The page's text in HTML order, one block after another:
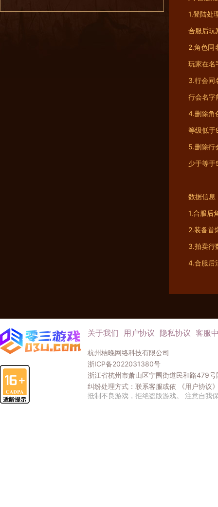
1.登陆处
合服后玩
2.角色同
玩家在名
3.行会同
行会名字
4.删除角
等级低于
5.删除行
少于等
数据信息
1.合服后
2.装备首
3.拍卖行
4.合服后
关于我们 用户协议 隐私协议 客服
杭州桔晚网络科技有限公司
浙ICP备2022031380号
浙江省杭州市萧山区宁围街道民和路479
纠纷处理方式：联系客服或依
《用户协议
抵制不良游戏，拒绝盗版游戏。 注意自我